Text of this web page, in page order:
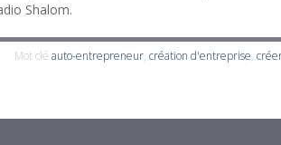
Shalom.
Mot clé auto-entrepreneur, création d'entreprise,